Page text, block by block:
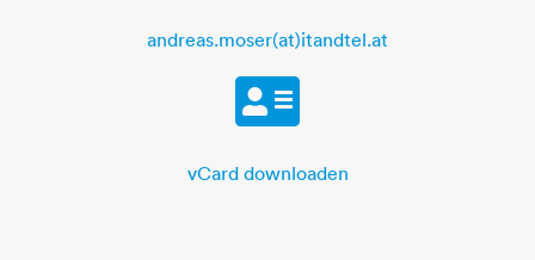
andreas.moser(at)itandtel.at
vCard
vCard downloaden